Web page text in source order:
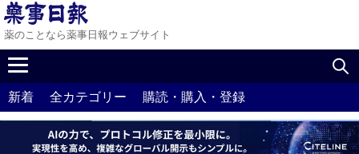
薬のことなら薬事日報ウェブサイト
新着 全カテゴリー 購読・購入・登録